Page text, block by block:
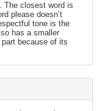
The closest word is
please doesn’t
tone is the
has a smaller
because of its